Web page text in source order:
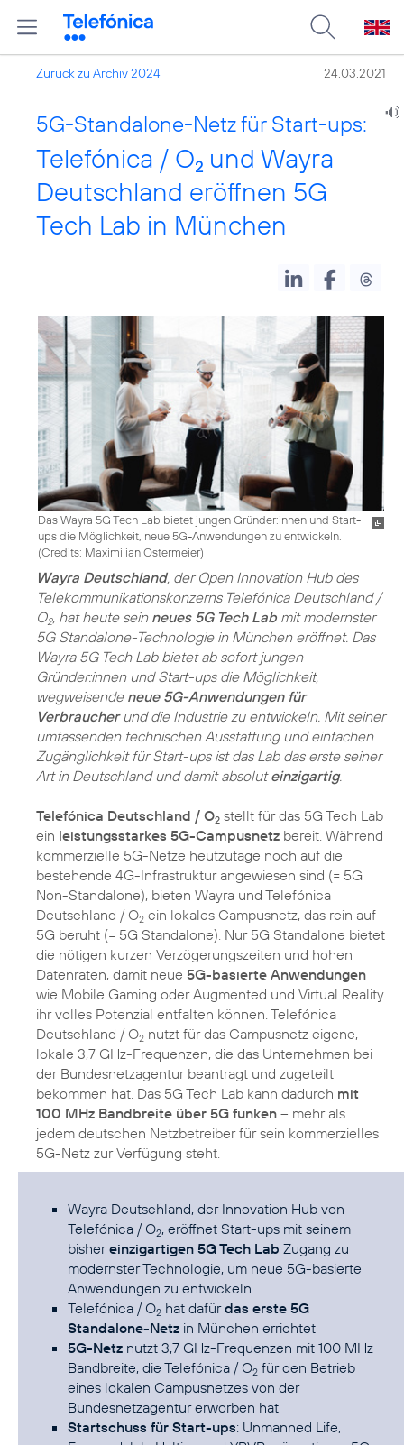
Zurück zu Archiv 2024 24.03.2021
5G-Standalone-Netz für Start-ups:
Telefónica / O2 und Wayra
Deutschland eröffnen 5G
Tech Lab in München
Das Wayra 5G Tech Lab bietet jungen Gründer:innen und Start-
ups die Möglichkeit, neue 5G-Anwendungen zu entwickeln.
(Credits: Maximilian Ostermeier)
Wayra Deutschland, der Open Innovation Hub des
Telekommunikationskonzerns Telefónica Deutschland /
O2, hat heute sein neues 5G Tech Lab mit modernster
5G Standalone-Technologie in München eröffnet. Das
Wayra 5G Tech Lab bietet ab sofort jungen
Gründer:innen und Start-ups die Möglichkeit,
wegweisende neue 5G-Anwendungen für
Verbraucherund die Industrie zu entwickeln. Mit seiner
umfassenden technischen Ausstattung und einfachen
Zugänglichkeit für Start-ups ist das Lab das erste seiner
Art in Deutschland und damit absoluteinzigartig.
Telefónica Deutschland / O2 stellt für das 5G Tech Lab
ein leistungsstarkes 5G-Campusnetz bereit. Während
kommerzielle 5G-Netze heutzutage noch auf die
bestehende 4G-Infrastruktur angewiesen sind (= 5G
Non-Standalone), bieten Wayra und Telefónica
Deutschland / O2 ein lokales Campusnetz, das rein auf
5G beruht (= 5G Standalone). Nur 5G Standalone bietet
die nötigen kurzen Verzögerungszeiten und hohen
Datenraten, damit neue 5G-basierte Anwendungen
wie Mobile Gaming oder Augmented und Virtual Reality
ihr volles Potenzial entfalten können. Telefónica
Deutschland / O2 nutzt für das Campusnetz eigene,
lokale 3,7 GHz-Frequenzen, die das Unternehmen bei
der Bundesnetzagentur beantragt und zugeteilt
bekommen hat. Das 5G Tech Lab kann dadurch mit
100 MHz Bandbreite über 5G funken – mehr als
jedem deutschen Netzbetreiber für sein kommerzielles
5G-Netz zur Verfügung steht.
Wayra Deutschland, der Innovation Hub von
Telefónica / O2, eröffnet Start-ups mit seinem
bishereinzigartigen 5G Tech Lab Zugang zu
modernster Technologie, um neue 5G-basierte
Anwendungen zu entwickeln.
Telefónica / O2 hat dafürdas erste 5G
Standalone-Netz in München errichtet
5G-Netz nutzt 3,7 GHz-Frequenzen mit 100 MHz
Bandbreite, die Telefónica / O2 für den Betrieb
eines lokalen Campusnetzes von der
Bundesnetzagentur erworben hat
Startschuss für Start-ups: Unmanned Life,